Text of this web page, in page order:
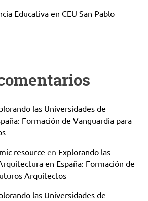
Educativa en CEU San Pablo
las Universidades de
Formación de Vanguardia para
resource en Explorando las
en España: Formación de
Arquitectos
las Universidades de